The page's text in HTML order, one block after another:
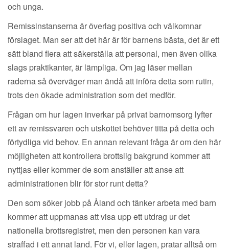
och unga.
Remissinstanserna är överlag positiva och välkomnar
förslaget. Man ser att det här är för barnens bästa, det är ett
sätt bland flera att säkerställa att personal, men även olika
slags praktikanter, är lämpliga. Om jag läser mellan
raderna så överväger man ändå att införa detta som rutin,
trots den ökade administration som det medför.
Frågan om hur lagen inverkar på privat barnomsorg lyfter
ett av remissvaren och utskottet behöver titta på detta och
förtydliga vid behov. En annan relevant fråga är om den här
möjligheten att kontrollera brottslig bakgrund kommer att
nyttjas eller kommer de som anställer att anse att
administrationen blir för stor runt detta?
Den som söker jobb på Åland och tänker arbeta med barn
kommer att uppmanas att visa upp ett utdrag ur det
nationella brottsregistret, men den personen kan vara
straffad i ett annat land. För vi, eller lagen, pratar alltså om